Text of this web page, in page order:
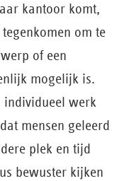
kantoor komt,
om te
of een
mogelijk is.
individueel werk
mensen geleerd
plek en tijd
bewuster kijken